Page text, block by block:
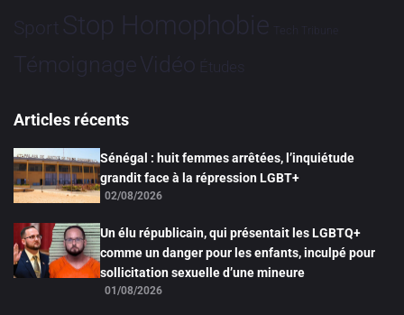
Sport Stop Homophobie Tech Tribune
TémoignageVidéo Études
Articles récents
Sénégal : huit femmes arrêtées, l’inquiétude
grandit face à la répression LGBT+
02/08/2026
Un élu républicain, qui présentait les LGBTQ+
comme un danger pour les enfants, inculpé pour
sollicitation sexuelle d’une mineure
01/08/2026